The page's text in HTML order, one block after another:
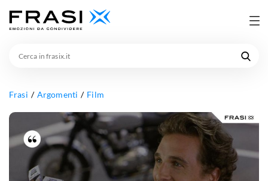
Frasi Argomenti Film
Quella
era